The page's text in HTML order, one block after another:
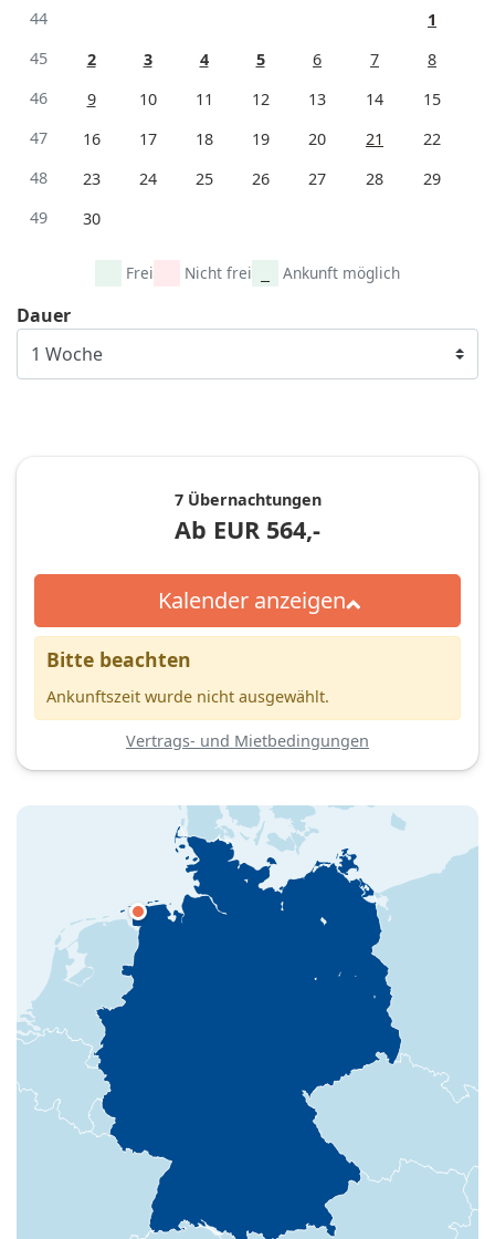
44
1
45
2 3 4 5 6 7
8
46
9 10 11 12 13 14
15
47
16 17 18 19 20 21
22
48
23 24 25 26 27 28
29
49
30
Frei Nicht frei Ankunft möglich
Dauer
7 Übernachtungen
Ab EUR 564,-
Kalender anzeigen
Bitte beachten
Ankunftszeit wurde nicht ausgewählt.
Vertrags- und Mietbedingungen